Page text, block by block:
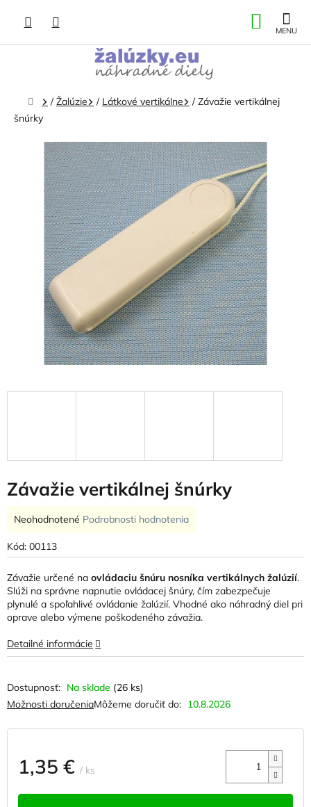
obsah
KOŠÍK
Domov
/ Žalúzie / Látkové vertikálne / Závažie vertikálnej
šnúrky
Závažie vertikálnej šnúrky
Kód: 00113
Na sklade (26 ks)
Môžeme doručiť do: 10.8.2026
Možnosti doručenia
1,35 € / ks
Závažie určené na ovládaciu šnúru nosníka vertikálnych žalúzií.
Slúži na správne napnutie ovládacej šnúry, čím zabezpečuje
plynulé a spoľahlivé ovládanie žalúzií. Vhodné ako náhradný diel pri
oprave alebo výmene poškodeného závažia.
Detailné informácie
Priemerné
produktu
je
0,0
z
5
hviezdičiek.
Neohodnotené Podrobnosti hodnotenia